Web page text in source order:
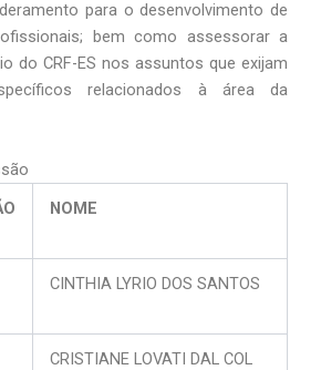
para o desenvolvimento de
bem como assessorar a
do CRF-ES nos assuntos que exijam
relacionados à área da
NOME
CINTHIA LYRIO DOS SANTOS
CRISTIANE LOVATI DAL COL